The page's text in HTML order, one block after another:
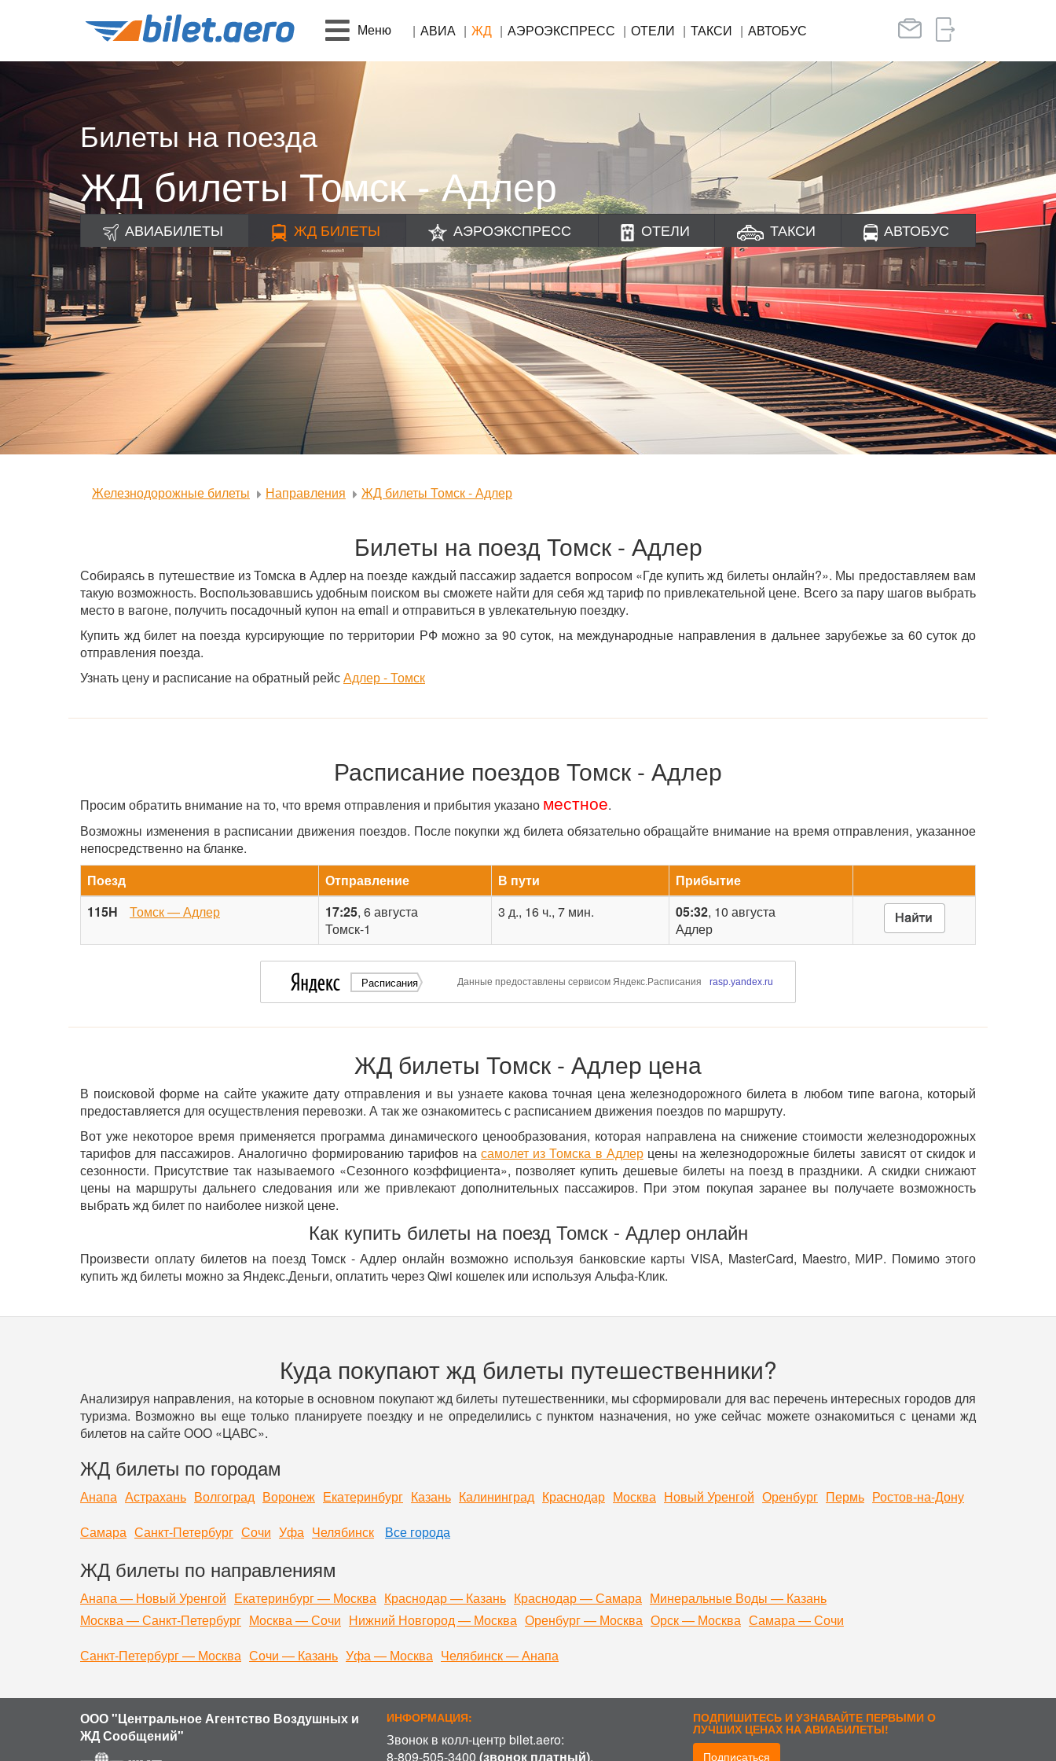
Меню АВИА ЖД АЭРОЭКСПРЕСС ОТЕЛИ ТАКСИ АВТОБУС
Билеты на поезда
ЖД билеты Томск - Адлер
АВИАБИЛЕТЫ ЖД БИЛЕТЫ АЭРОЭКСПРЕСС ОТЕЛИ ТАКСИ АВТОБУС
Железнодорожные билеты Направления ЖД билеты Томск - Адлер
Билеты на поезд Томск - Адлер
Собираясь в путешествие из Томска в Адлер на поезде каждый пассажир задается вопросом «Где купить жд билеты онлайн?». Мы предоставляем вам
такую возможность. Воспользовавшись удобным поиском вы сможете найти для себя жд тариф по привлекательной цене. Всего за пару шагов выбрать
место в вагоне, получить посадочный купон на email и отправиться в увлекательную поездку.
Купить жд билет на поезда курсирующие по территории РФ можно за 90 суток, на международные направления в дальнее зарубежье за 60 суток до
отправления поезда.
Узнать цену и расписание на обратный рейсАдлер - Томск
Расписание поездов Томск - Адлер
Просим обратить внимание на то, что время отправления и прибытия указано местное.
Возможны изменения в расписании движения поездов. После покупки жд билета обязательно обращайте внимание на время отправления, указанное
непосредственно на бланке.
Поезд
Отправление В пути
Прибытие
115Н
Томск — Адлер 17:25, 6 августа
Томск-1
3 д., 16 ч., 7 мин. 05:32, 10 августа
Адлер
Расписания Данные предоставлены сервисом Яндекс.Расписания rasp.yandex.ru
ЖД билеты Томск - Адлер цена
В поисковой форме на сайте укажите дату отправления и вы узнаете какова точная цена железнодорожного билета в любом типе вагона, который
предоставляется для осуществления перевозки. А так же ознакомитесь с расписанием движения поездов по маршруту.
Вот уже некоторое время применяется программа динамического ценообразования, которая направлена на снижение стоимости железнодорожных
тарифов для пассажиров. Аналогично формированию тарифов насамолет из Томска в Адлерцены на железнодорожные билеты зависят от скидок и
сезонности. Присутствие так называемого «Сезонного коэффициента», позволяет купить дешевые билеты на поезд в праздники. А скидки снижают
цены на маршруты дальнего следования или же привлекают дополнительных пассажиров. При этом покупая заранее вы получаете возможность
выбрать жд билет по наиболее низкой цене.
Как купить билеты на поезд Томск - Адлер онлайн
Произвести оплату билетов на поезд Томск - Адлер онлайн возможно используя банковские карты VISA, MasterCard, Maestro, МИР. Помимо этого
купить жд билеты можно за Яндекс.Деньги, оплатить через Qiwi кошелек или используя Альфа-Клик.
Куда покупают жд билеты путешественники?
Анализируя направления, на которые в основном покупают жд билеты путешественники, мы сформировали для вас перечень интересных городов для
туризма. Возможно вы еще только планируете поездку и не определились с пунктом назначения, но уже сейчас можете ознакомиться с ценами жд
билетов на сайте ООО «ЦАВС».
ЖД билеты по городам
Анапа Астрахань Волгоград Воронеж Екатеринбург Казань Калининград Краснодар Москва Новый Уренгой Оренбург Пермь Ростов-на-Дону
Самара Санкт-Петербург Сочи Уфа Челябинск Все города
ЖД билеты по направлениям
Анапа — Новый Уренгой Екатеринбург — Москва Краснодар — Казань Краснодар — Самара Минеральные Воды — Казань
Москва — Санкт-Петербург Москва — Сочи Нижний Новгород — Москва Оренбург — Москва Орск — Москва Самара — Сочи
Санкт-Петербург — Москва Сочи — Казань Уфа — Москва Челябинск — Анапа
ООО "Центральное Агентство Воздушных и
ЖД Сообщений"
ИНФОРМАЦИЯ:
Звонок в колл-центр bilet.aero:
8-809-505-3400 (звонок платный).
ПОДПИШИТЕСЬ И УЗНАВАЙТЕ ПЕРВЫМИ О
ЛУЧШИХ ЦЕНАХ НА АВИАБИЛЕТЫ!
Подписаться